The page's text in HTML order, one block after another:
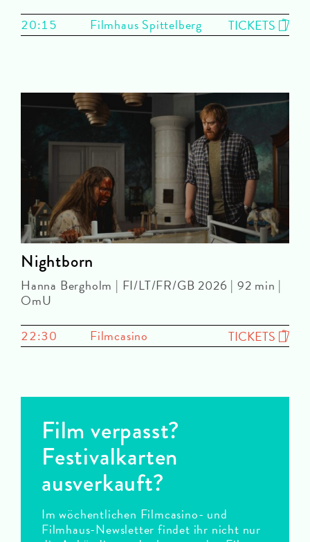
20:15
Filmhaus Spittelberg TICKETS
Nightborn
Hanna Bergholm | FI/LT/FR/GB 2026 | 92 min |
OmU
22:30
Filmcasino TICKETS
Film verpasst?
Festivalkarten
ausverkauft?
Im wöchentlichen Filmcasino- und
Filmhaus-Newsletter findet ihr nicht nur